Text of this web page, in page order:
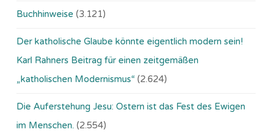
Buchhinweise (3.121)
Der katholische Glaube könnte eigentlich modern sein!
Karl Rahners Beitrag für einen zeitgemäßen
„katholischen Modernismus“ (2.624)
Die Auferstehung Jesu: Ostern ist das Fest des Ewigen
im Menschen. (2.554)